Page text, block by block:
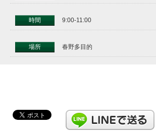
時間 9:00-11:00
場所 春野多目的